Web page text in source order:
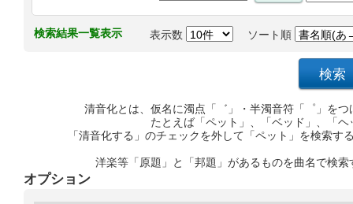
検索結果一覧表示 表示数 ソート順
清音化とは、仮名に濁点「゛」・半濁音符「゜」を
たとえば「ペット」、「ベッド」、「
「清音化する」のチェックを外して「ペット」を検索
洋楽等「原題」と「邦題」があるものを曲名で検
オプション